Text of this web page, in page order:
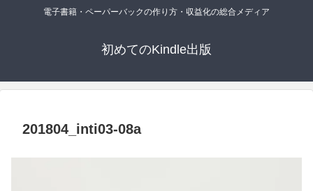
電子書籍・ペーパーバックの作り方・収益化の総合メディア
初めてのKindle出版
201804_inti03-08a